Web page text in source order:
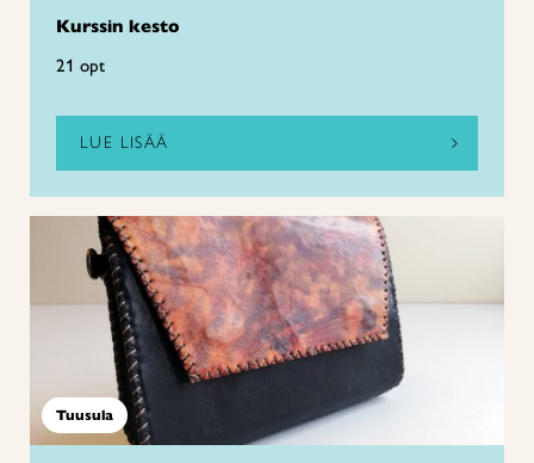
Kurssin kesto
21 opt
LUE LISÄÄ
Tuusula